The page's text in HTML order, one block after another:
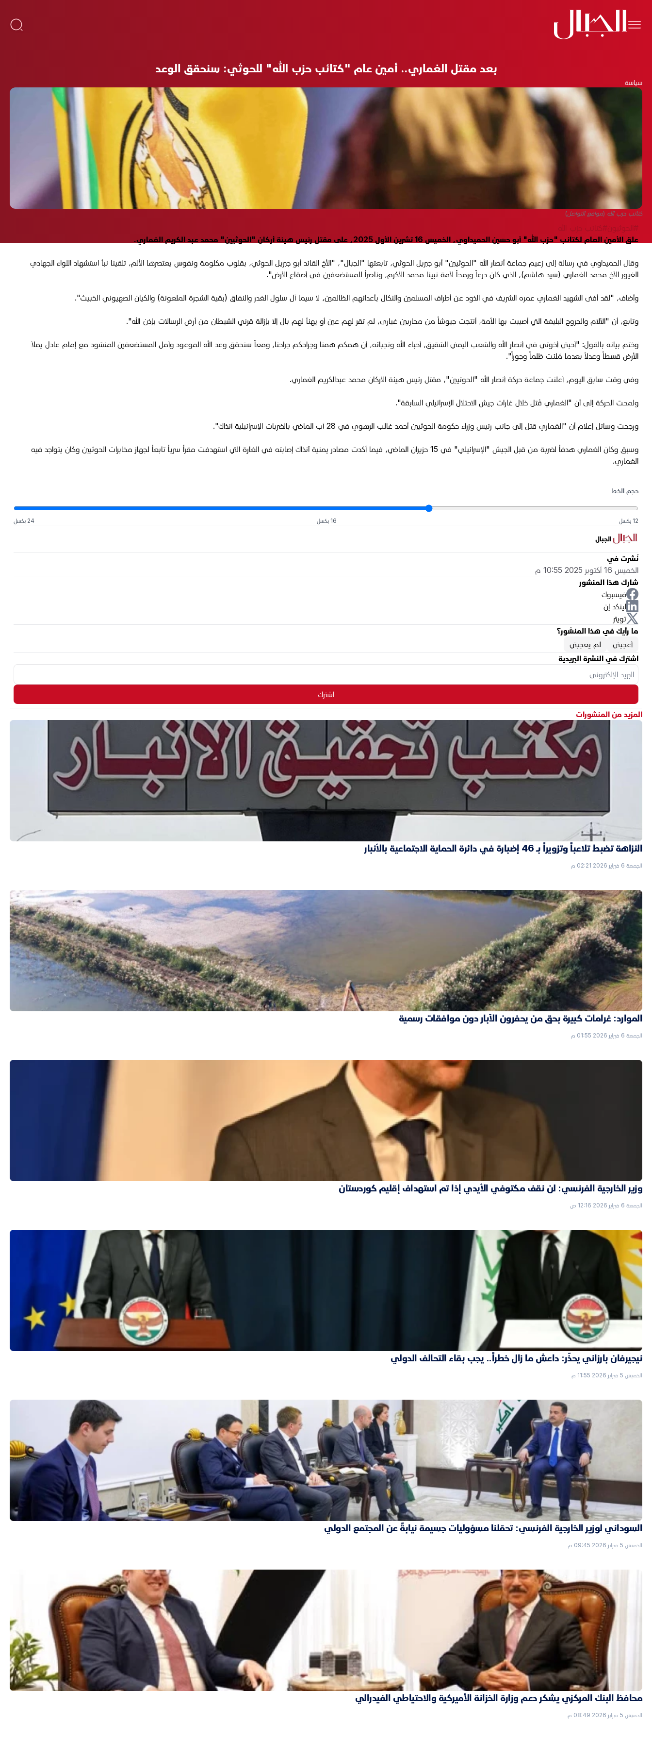
بعد مقتل الغماري.. أمين عام "كتائب حزب الله" للحوثي: سنحقق الوعد
سياسة
كتائب حزب الله (مواقع التواصل)
#الحوثيون#كتائب حزب الله
علق الأمين العام لكتائب "حزب الله" أبو حسين الحميداوي، الخميس 16 تشرين الأول 2025، على مقتل رئيس هيئة أركان "الحوثيين" محمد عبد الكريم الغماري.
وقال الحميداوي في رسالة إلى زعيم جماعة أنصار الله "الحوثيين" أبو جبريل الحوثي، تابعتها "الجبال"، "الأخ القائد أبو جبريل الحوثي، بقلوب مكلومة ونفوس يعتصرها الألم، تلقينا نبأ استشهاد اللواء الجهادي
الغيور الأخ محمد الغماري (سيد هاشم)، الذي كان درعاً ورمحاً لأمة نبينا محمد الأكرم، وناصراً للمستضعفين في أصقاع الأرض".
وأضاف، "لقد أفنى الشهيد الغماري عمره الشريف في الذود عن أطراف المسلمين والنكال بأعدائهم الظالمين، لا سيما آل سلول الغدر والنفاق (بقية الشجرة الملعونة) والكيان الصهيوني الخبيث".
وتابع، أن "الآلام والجروح البليغة التي أصيبت بها الأمة، أنتجت جيوشاً من محاربين غيارى، لم تقر لهم عين أو يهنأ لهم بال إلا بإزالة قرني الشيطان من أرض الرسالات بإذن الله".
وختم بيانه بالقول: "أحبتي أخوتي في أنصار الله والشعب اليمني الشقيق، أحباء الله ونجبائه، أن همكم همنا وجراحكم جراحنا، ومعاً سنحقق وعد الله الموعود وأمل المستضعفين المنشود مع إمام عادل يملأ
الأرض قسطاً وعدلاً بعدما مُلئت ظلماً وجوراً".
وفي وقت سابق اليوم، أعلنت جماعة حركة أنصار الله "الحوثيين"، مقتل رئيس هيئة الأركان محمد عبدالكريم الغماري.
ولمحت الحركة إلى أن "الغماري قُتل خلال غارات جيش الاحتلال الإسرائيلي السابقة".
ورجحت وسائل إعلام أن "الغماري قتل إلى جانب رئيس وزراء حكومة الحوثيين أحمد غالب الرهوي في 28 آب الماضي بالضربات الإسرائيلية آنذاك".
وسبق وكان الغماري هدفاً لضربة من قبل الجيش "الإسرائيلي" في 15 حزيران الماضي، فيما أكدت مصادر يمنية آنذاك إصابته في الغارة التي استهدفت مقراً سرياً تابعاً لجهاز مخابرات الحوثيين وكان يتواجد فيه
الغماري.
حجم الخط
12 بكسل 16 بكسل 24 بكسل
الجبال
نُشرت في
الخميس 16 أكتوبر 2025 10:55 م
شارك هذا المنشور
فيسبوك
لينكد إن
تويتر
ما رأيك في هذا المنشور؟
أعجبني
لم يعجبني
اشترك في النشرة البريدية
اشترك
المزيد من المنشورات
النزاهة تضبط تلاعباً وتزويراً بـ 46 إضبارة في دائرة الحماية الاجتماعية بالأنبار
الجمعة 6 فبراير 2026 02:21 م
الموارد: غرامات كبيرة بحق من يحفرون الآبار دون موافقات رسمية
الجمعة 6 فبراير 2026 01:55 م
وزير الخارجية الفرنسي: لن نقف مكتوفي الأيدي إذا تم استهداف إقليم كوردستان
الجمعة 6 فبراير 2026 12:16 ص
نيجيرفان بارزاني يحذّر: داعش ما زال خطراً.. يجب بقاء التحالف الدولي
الخميس 5 فبراير 2026 11:55 م
السوداني لوزير الخارجية الفرنسي: تحمّلنا مسؤوليات جسيمة نيابةً عن المجتمع الدولي
الخميس 5 فبراير 2026 09:45 م
محافظ البنك المركزي يشكر دعم وزارة الخزانة الأميركية والاحتياطي الفيدرالي
الخميس 5 فبراير 2026 08:49 م